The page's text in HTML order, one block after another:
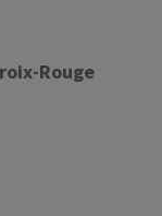
Rouge